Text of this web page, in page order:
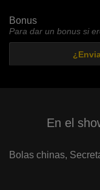
Bonus
Para dar un bonus si
En el
Bolas chinas,